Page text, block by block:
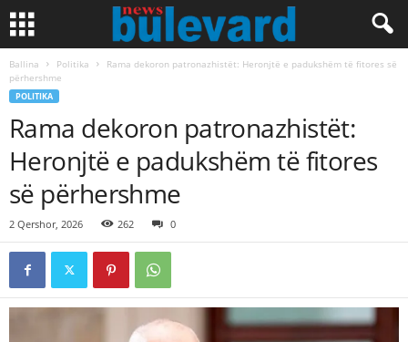
Ballina Politika
Rama dekoron patronazhistët: Heronjtë e padukshëm të fitores së
përhershme
POLITIKA
Rama dekoron patronazhistët:
Heronjtë e padukshëm të fitores
së përhershme
2 Qershor, 2026 262 0